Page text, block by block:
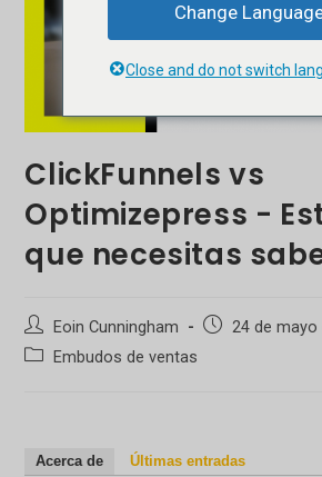
ClickFunnels vs
Optimizepress -
que necesitas
Autor
de
Eoin Cunningham
Publicación
24 de mayo
Categoría
Embudos de ventas
Acerca de Últimas entradas
Change
Close and do not switch